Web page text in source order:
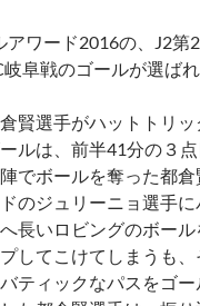
アワード2016の、J2第
阜戦のゴールが選ばれ
賢選手がハットトリッ
ルは、前半41分の３点
でボールを奪った都
のジュリーニョ選手
長いロビングのボー
してこけてしまうも
ティックなパスをゴ